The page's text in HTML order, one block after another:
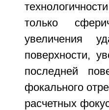
только
увеличения
поверхности,
последней
фокального
расчетных